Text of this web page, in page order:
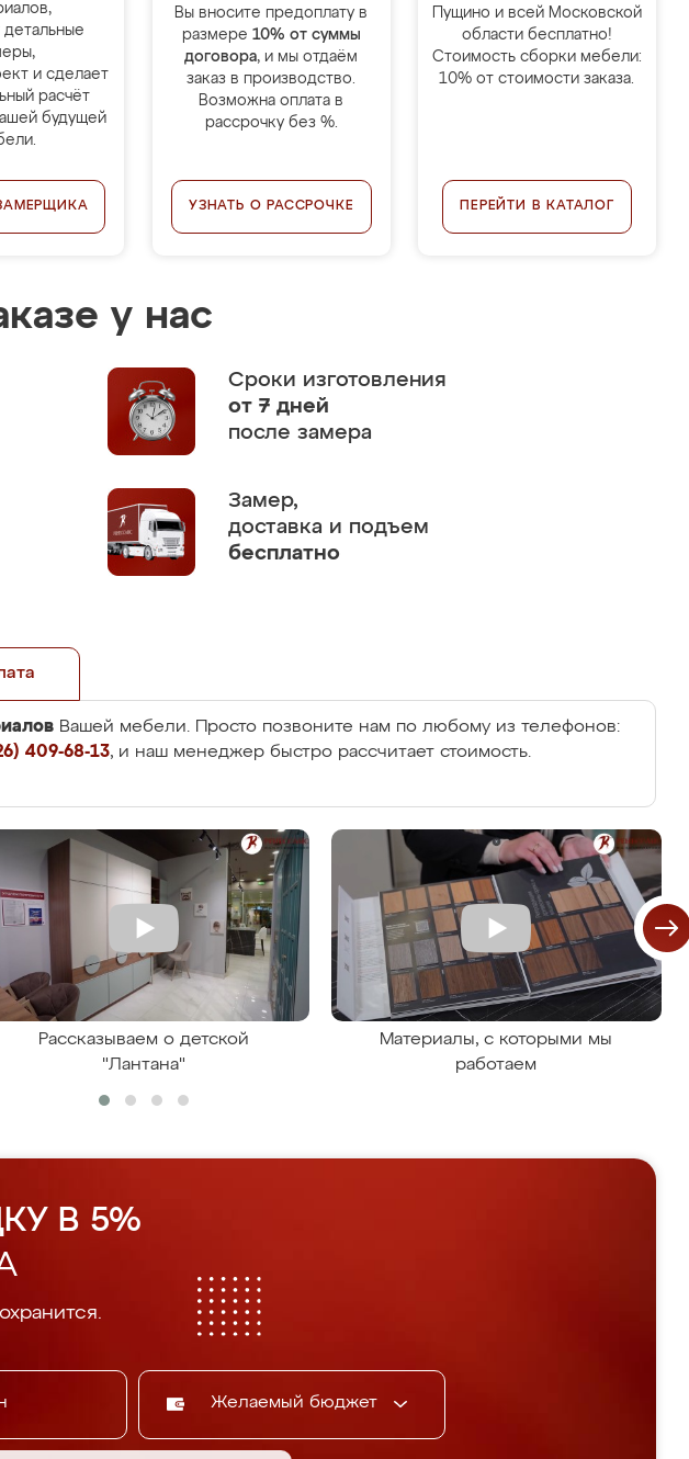
и сделает
расчёт
будущей
Вы вносите предоплату в
размере 10% от суммы
договора, и мы отдаём
заказ в производство.
Возможна оплата в
рассрочку без %.
УЗНАТЬ О РАССРОЧКЕ
Пущино и всей Московской
области бесплатно!
Стоимость сборки мебели:
10% от стоимости заказа.
ПЕРЕЙТИ В КАТАЛОГ
у нас
Сроки изготовления
от 7 дней
после замера
Замер,
доставка и подъем
бесплатно
Вашей мебели. Просто позвоните нам по любому из телефонов:
409-68-13, и наш менеджер быстро рассчитает стоимость.
Рассказываем о детской
"Лантана"
Материалы, с которыми мы
работаем
В 5%
Желаемый бюджет